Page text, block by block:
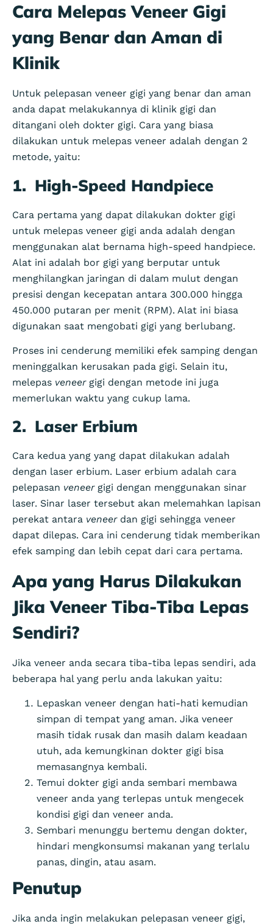
Cara Melepas Veneer Gigi
yang Benar dan Aman di
Klinik
Untuk pelepasan veneer gigi yang benar dan aman
anda dapat melakukannya di klinik gigi dan
ditangani oleh dokter gigi. Cara yang biasa
dilakukan untuk melepas veneer adalah dengan 2
metode, yaitu:
1. High-Speed Handpiece
Cara pertama yang dapat dilakukan dokter gigi
untuk melepas veneer gigi anda adalah dengan
menggunakan alat bernama high-speed handpiece.
Alat ini adalah bor gigi yang berputar untuk
menghilangkan jaringan di dalam mulut dengan
presisi dengan kecepatan antara 300.000 hingga
450.000 putaran per menit (RPM). Alat ini biasa
digunakan saat mengobati gigi yang berlubang.
Proses ini cenderung memiliki efek samping dengan
meninggalkan kerusakan pada gigi. Selain itu,
melepas veneergigi dengan metode ini juga
memerlukan waktu yang cukup lama.
2. Laser Erbium
Cara kedua yang yang dapat dilakukan adalah
dengan laser erbium. Laser erbium adalah cara
pelepasan veneergigi dengan menggunakan sinar
laser. Sinar laser tersebut akan melemahkan lapisan
perekat antara veneerdan gigi sehingga veneer
dapat dilepas. Cara ini cenderung tidak memberikan
efek samping dan lebih cepat dari cara pertama.
Apa yang Harus Dilakukan
Jika Veneer Tiba-Tiba Lepas
Sendiri?
Jika veneer anda secara tiba-tiba lepas sendiri, ada
beberapa hal yang perlu anda lakukan yaitu:
Lepaskan veneer dengan hati-hati kemudian
simpan di tempat yang aman. Jika veneer
masih tidak rusak dan masih dalam keadaan
utuh, ada kemungkinan dokter gigi bisa
memasangnya kembali.
Temui dokter gigi anda sembari membawa
veneer anda yang terlepas untuk mengecek
kondisi gigi dan veneer anda.
Sembari menunggu bertemu dengan dokter,
hindari mengkonsumsi makanan yang terlalu
panas, dingin, atau asam.
Penutup
Jika anda ingin melakukan pelepasan veneer gigi,